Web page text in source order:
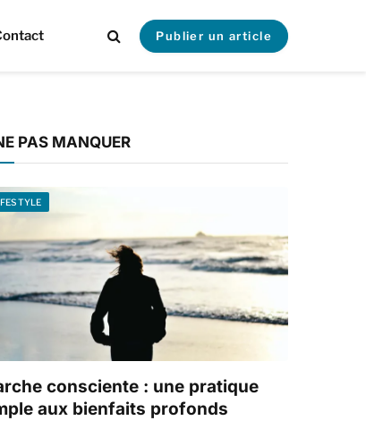
Publier un article
PAS MANQUER
consciente : une pratique
aux bienfaits profonds